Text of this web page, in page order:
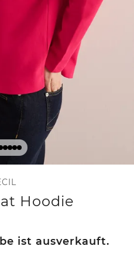
Hoodie
ist ausverkauft.